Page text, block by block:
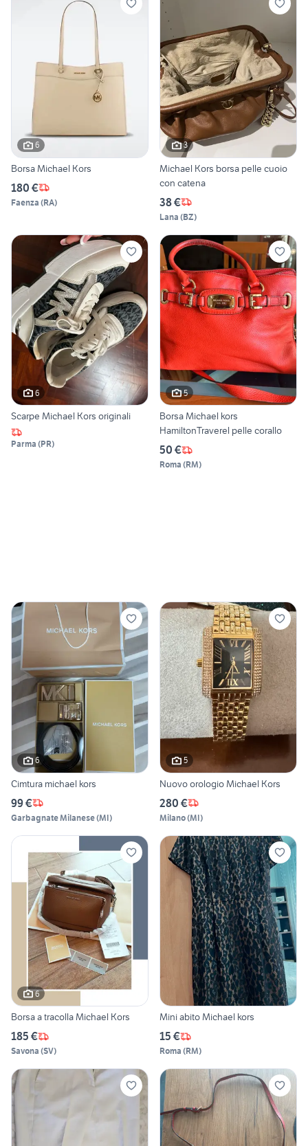
6
Borsa Michael Kors
180 €
Faenza (RA)
3
Michael Kors borsa pelle cuoio
con catena
38 €
Lana (BZ)
6
Scarpe Michael Kors originali
Parma (PR)
5
Borsa Michael kors
HamiltonTraverel pelle corallo
50 €
Roma (RM)
6
Cimtura michael kors
99 €
Garbagnate Milanese(MI)
5
Nuovo orologio Michael Kors
280 €
Milano(MI)
6
Borsa a tracolla Michael Kors
185 €
Savona (SV)
Mini abito Michael kors
15 €
Roma (RM)